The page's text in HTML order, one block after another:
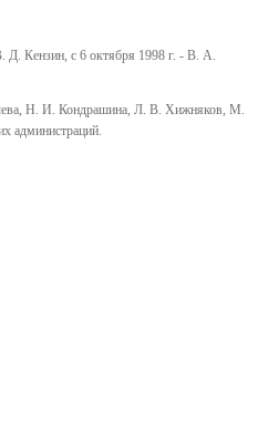
Кензин, с 6 октября 1998 г. - В. А.
Н. И. Кондрашина, Л. В. Хижняков, М.
администраций.